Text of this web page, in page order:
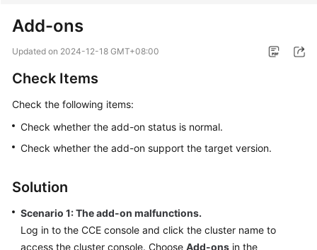
What's
New
Product
Bulletin
Service
Overview
Billing
Kubernetes
Basics
Add-ons
Updated on 2024-12-18 GMT+08:00
Check Items
Check the following items:
Check whether the add-on status is normal.
Check whether the add-on support the target version.
Solution
Scenario 1: The add-on malfunctions.
Log in to the CCE console and click the cluster name to
access the cluster console. Choose Add-ons in the